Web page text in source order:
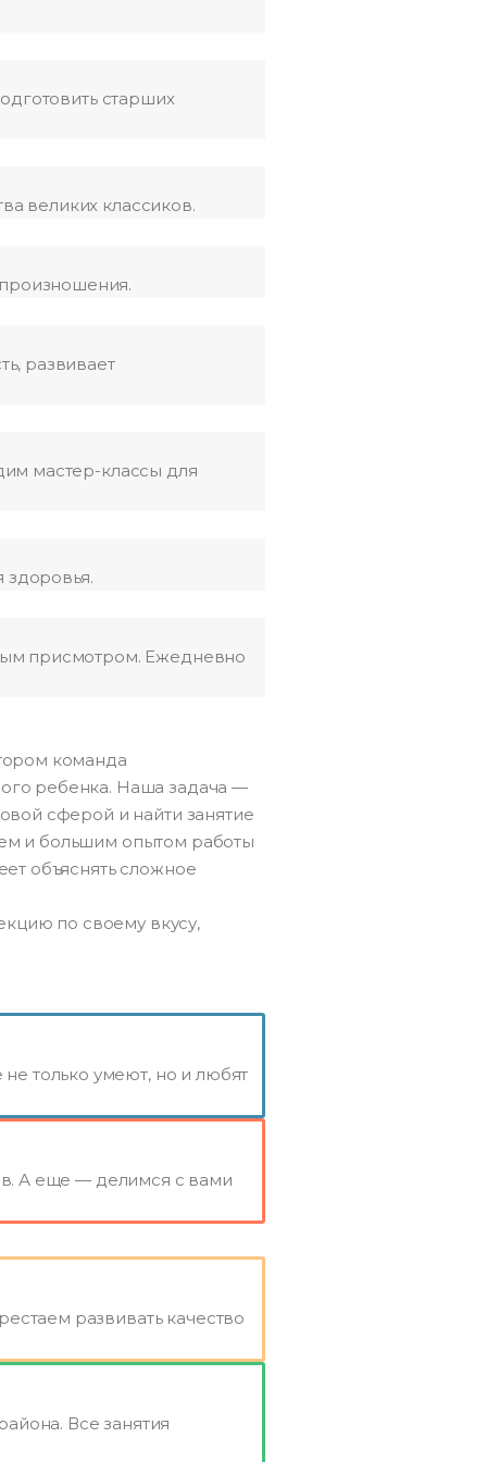
старших
великих классиков.
развивает
мастер-классы для
здоровья.
присмотром. Ежедневно
команда
ребенка. Наша задача —
сферой и найти занятие
и большим опытом работы
объяснять сложное
по своему вкусу,
только умеют, но и любят
А еще — делимся с вами
развивать качество
Все занятия